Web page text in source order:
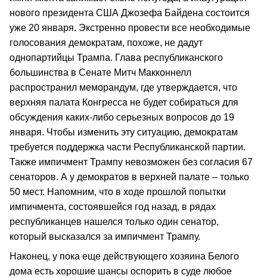
нового президента США Джозефа Байдена состоится
уже 20 января. Экстренно провести все необходимые
голосования демократам, похоже, не дадут
однопартийцы Трампа. Глава республиканского
большинства в Сенате Митч Макконнелл
распространил меморандум, где утверждается, что
верхняя палата Конгресса не будет собираться для
обсуждения каких-либо серьезных вопросов до 19
января. Чтобы изменить эту ситуацию, демократам
требуется поддержка части Республиканской партии.
Также импичмент Трампу невозможен без согласия 67
сенаторов. А у демократов в верхней палате – только
50 мест. Напомним, что в ходе прошлой попытки
импичмента, состоявшейся год назад, в рядах
республиканцев нашелся только один сенатор,
который высказался за импичмент Трампу.
Наконец, у пока еще действующего хозяина Белого
дома есть хорошие шансы оспорить в суде любое